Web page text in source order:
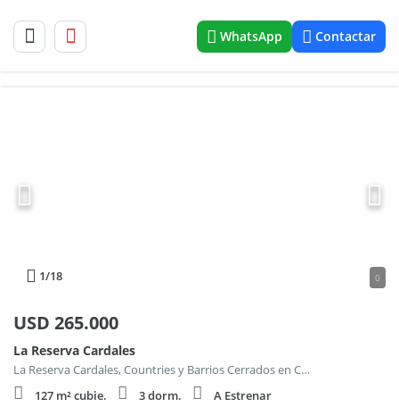
WhatsApp Contactar
1/18 0
USD 265.000
La Reserva Cardales
La Reserva Cardales, Countries y Barrios Cerrados en Campana
127 m² cubie.
3 dorm.
A Estrenar